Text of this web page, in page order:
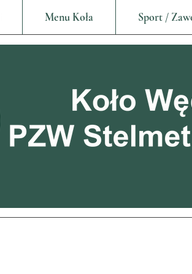
Menu Koła Sport /